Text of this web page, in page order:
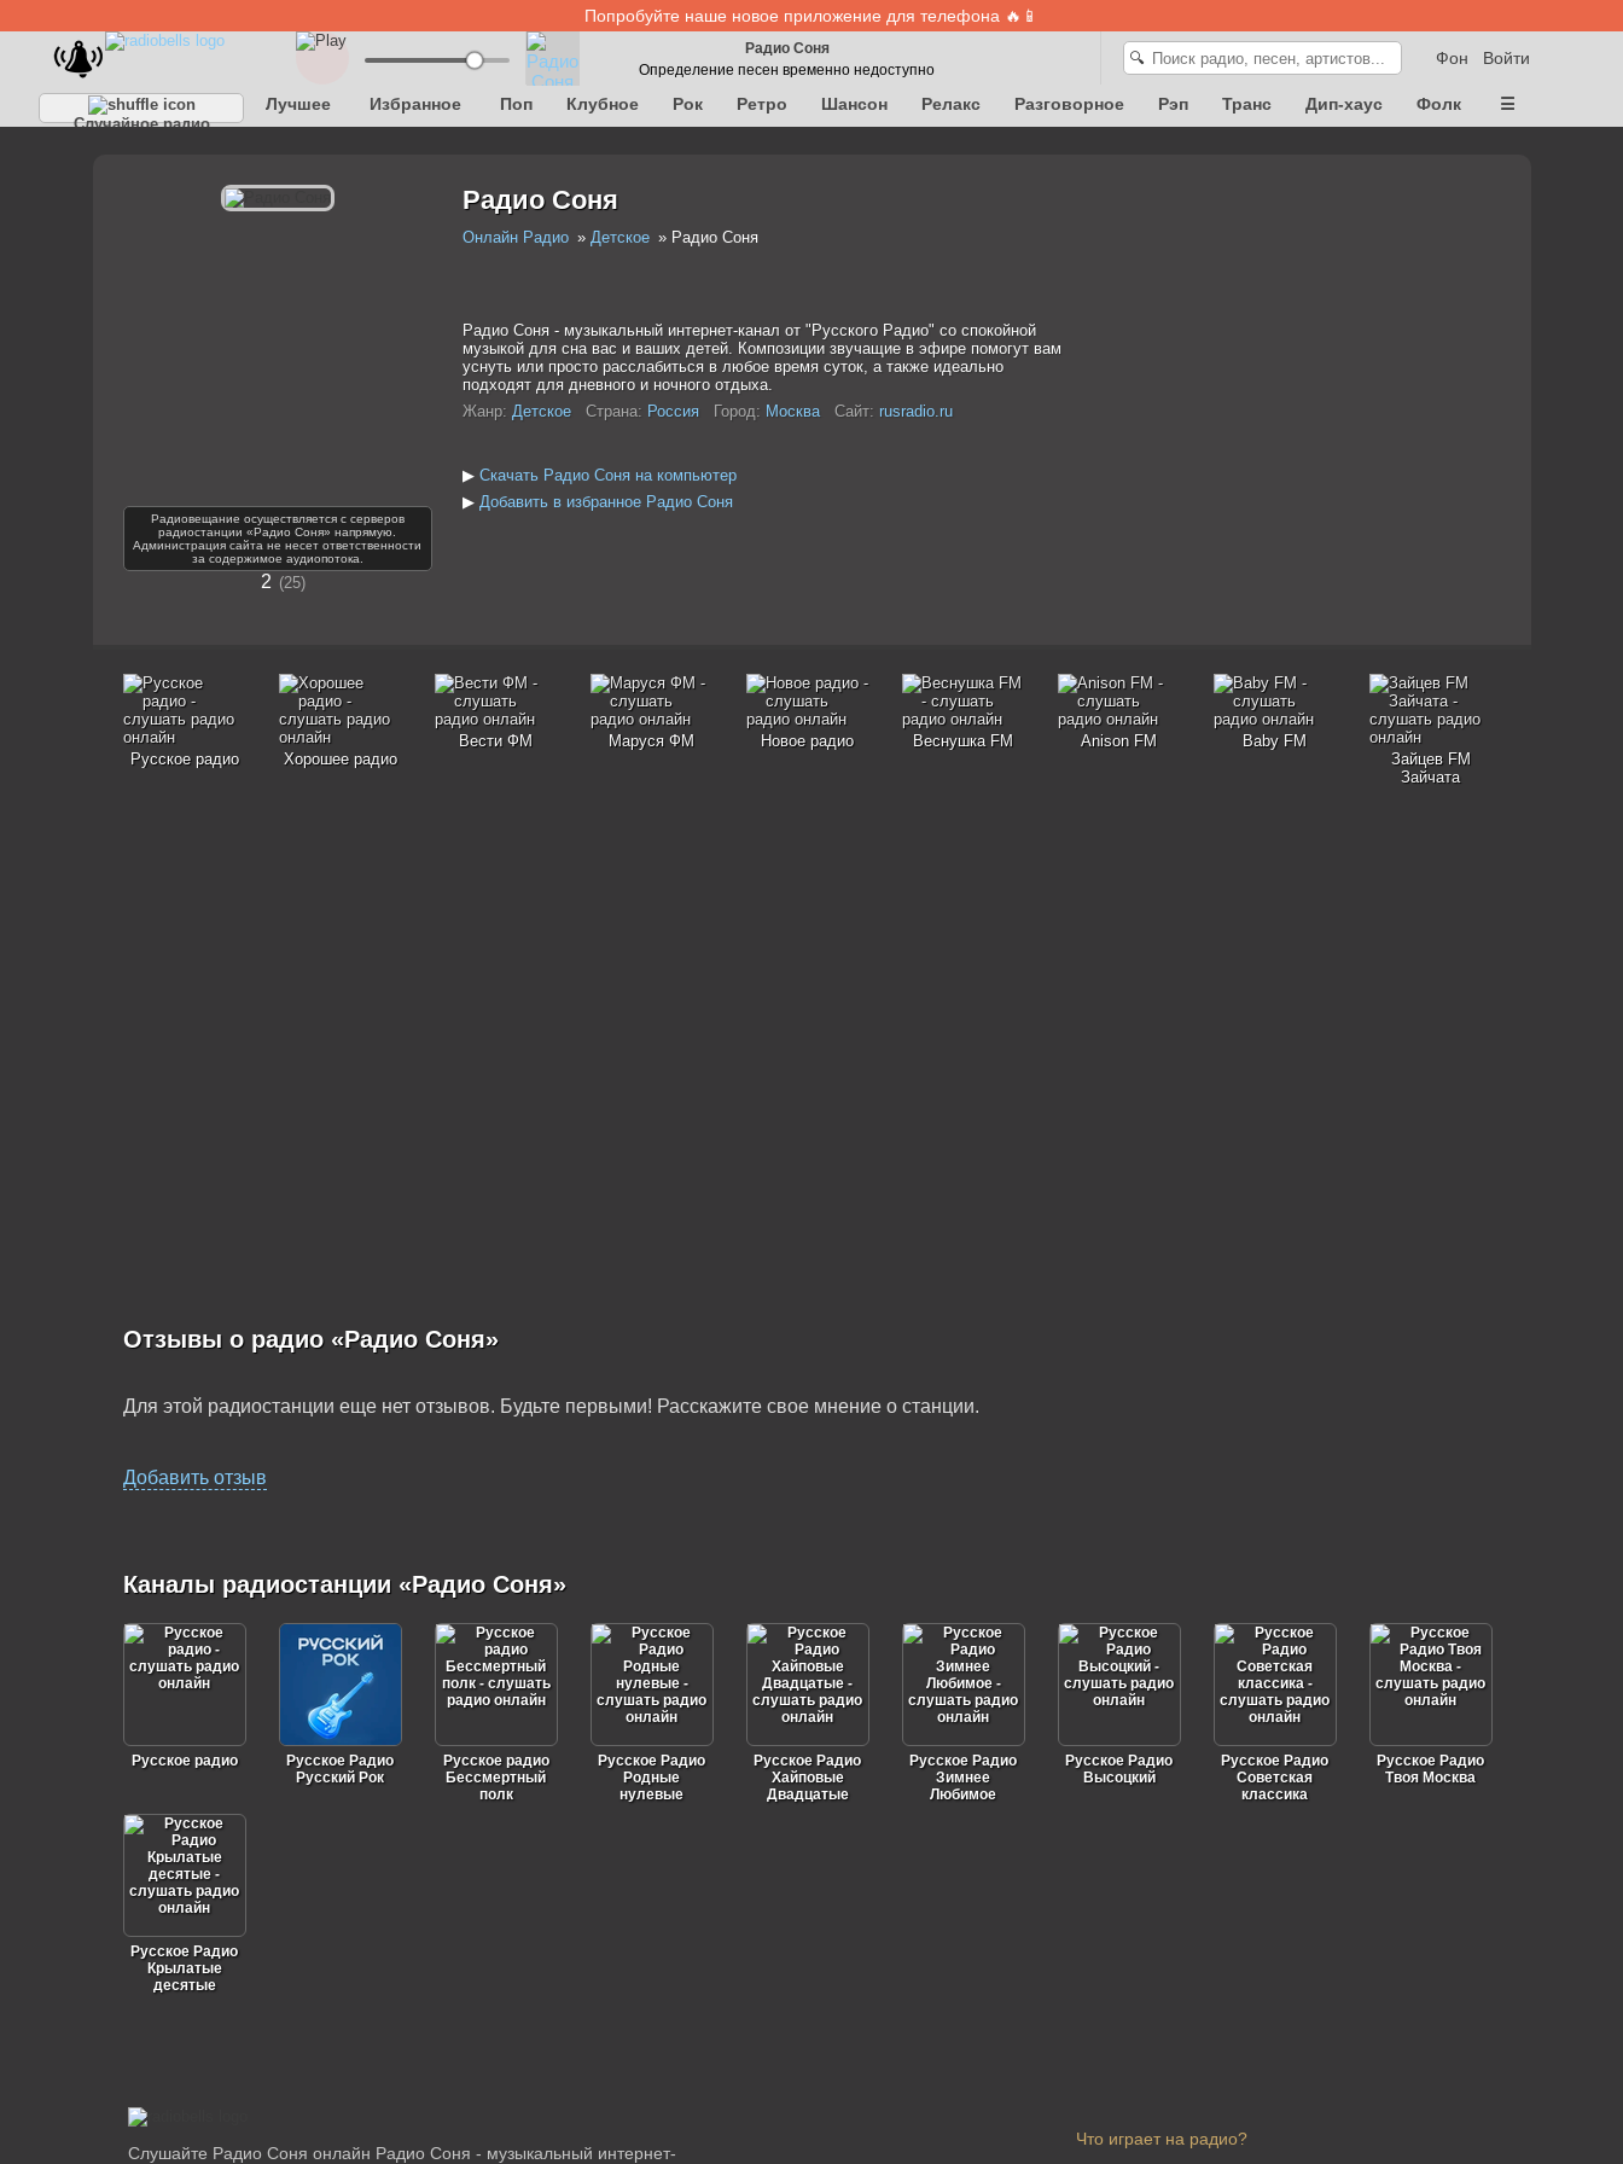
Попробуйте наше новое приложение для телефона 🔥📱
Войти
Фон
🔍
Радио Соня
Определение песен временно недоступно
Случайное радио
Лучшее Избранное Поп Клубное Рок Ретро Шансон Релакс Разговорное Рэп Транс Дип-хаус Фолк ☰
Радиовещание осуществляется с серверов
радиостанции «Радио Соня» напрямую.
Администрация сайта не несет ответственности
за содержимое аудиопотока.
2 25
Радио Соня
Онлайн Радио Детское Радио Соня
Радио Соня - музыкальный интернет-канал от "Русского Радио" со спокойной
музыкой для сна вас и ваших детей. Композиции звучащие в эфире помогут вам
уснуть или просто расслабиться в любое время суток, а также идеально
подходят для дневного и ночного отдыха.
Жанр: Детское Страна: Россия Город: Москва Сайт: rusradio.ru
▶ Скачать Радио Соня на компьютер
▶ Добавить в избранное Радио Соня
Русское радио Хорошее радио
Вести ФМ Маруся ФМ Новое радио Веснушка FM Anison FM
Baby FM
Зайцев FM
Зайчата
Отзывы о радио «Радио Соня»
Для этой радиостанции еще нет отзывов. Будьте первыми! Расскажите свое мнение о станции.
Добавить отзыв
Каналы радиостанции «Радио Соня»
Русское радио
Русское Радио
Русский Рок
Русское радио
Бессмертный
полк
Русское Радио
Родные
нулевые
Русское Радио
Хайповые
Двадцатые
Русское Радио
Зимнее
Любимое
Русское Радио
Высоцкий
Русское Радио
Советская
классика
Русское Радио
Твоя Москва
Русское Радио
Крылатые
десятые
Слушайте Радио Соня онлайн Радио Соня - музыкальный интернет-
Что играет на радио?